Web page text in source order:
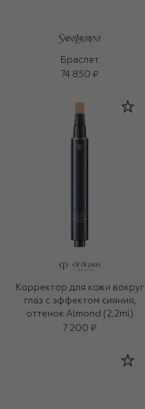
Браслет
74 850 ₽
Корректор для кожи вокруг
глаз с эффектом сияния,
оттенок Almond (2,2ml)
7 200 ₽